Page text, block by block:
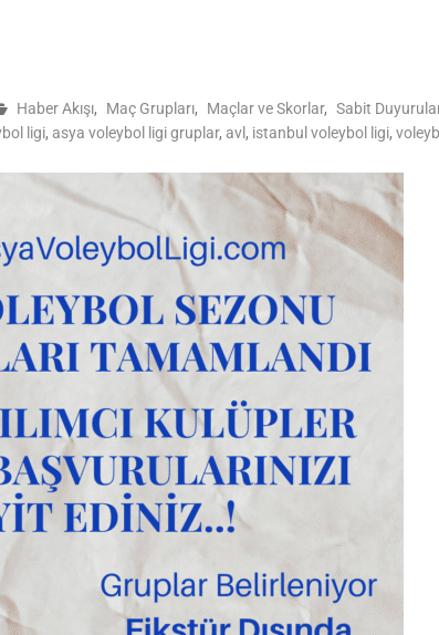
Haber Akışı, Maç Grupları, Maçlar ve Skorlar, Sabit
ligi, asya voleybol ligi gruplar, avl , istanbul voleybol ligi,